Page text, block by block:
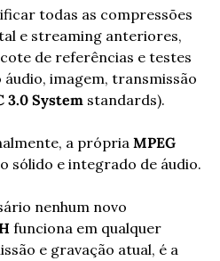
todas as compressões
e streaming anteriores,
de referências e testes
imagem, transmissão
3.0 System standards).
a própria MPEG
sólido e integrado de áudio.
nenhum novo
funciona em qualquer
e gravação atual, é a